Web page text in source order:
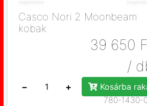
Casco Nori 2 Moonbeam
kobak
39 650
/
− +
Kosárba
780-1430-